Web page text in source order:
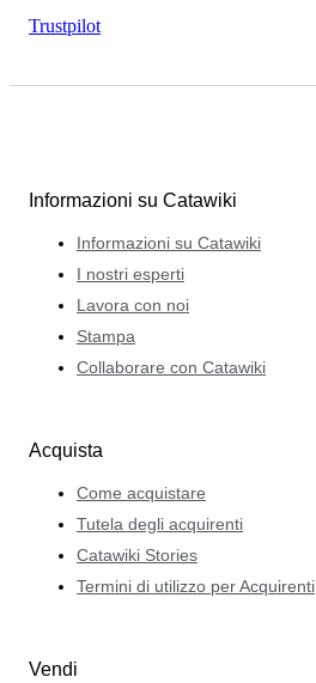
Trustpilot
Informazioni su Catawiki
Informazioni su Catawiki
I nostri esperti
Lavora con noi
Stampa
Collaborare con Catawiki
Acquista
Come acquistare
Tutela degli acquirenti
Catawiki Stories
Termini di utilizzo per Acquirenti
Vendi